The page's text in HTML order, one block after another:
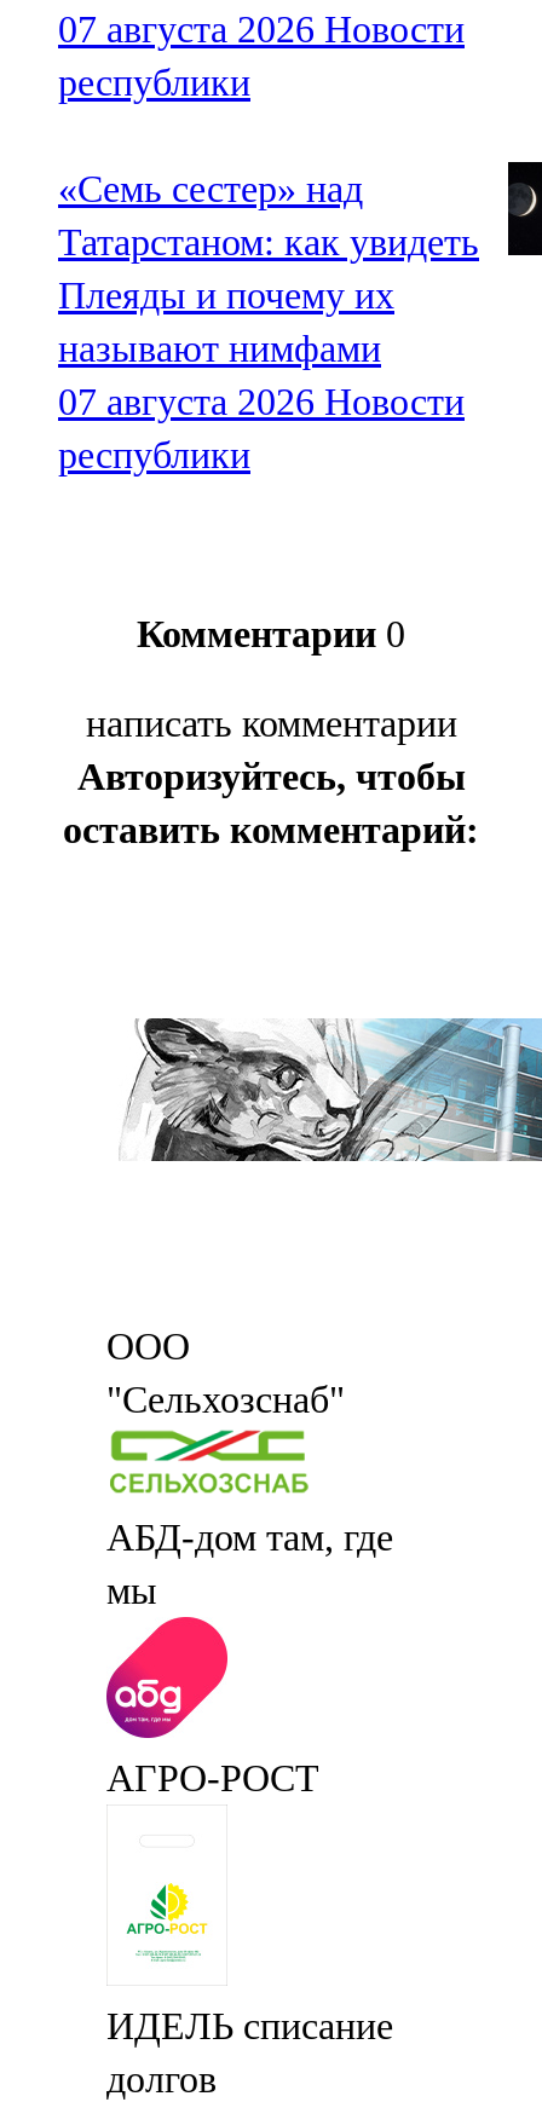
07 августа 2026 Новости
республики
«Семь сестер» над
Татарстаном: как увидеть
Плеяды и почему их
называют нимфами
07 августа 2026 Новости
республики
Комментарии 0
написать комментарии
Авторизуйтесь, чтобы
оставить комментарий:
ООО
"Сельхозснаб"
АБД-дом там, где
мы
АГРО-РОСТ
ИДЕЛЬ списание
долгов